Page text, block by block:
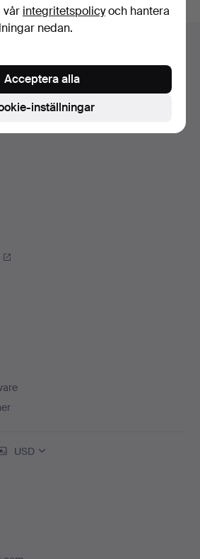
USD
vår integritetspolicyoch hantera
nedan.
inställningar
Acceptera alla